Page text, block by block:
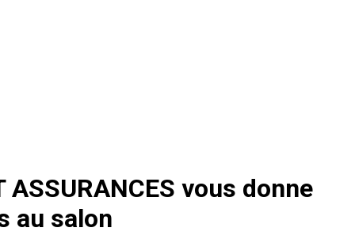
ASSURANCES vous donne
au salon